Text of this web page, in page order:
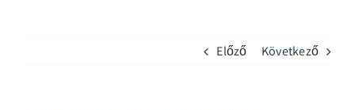
Előző Következő